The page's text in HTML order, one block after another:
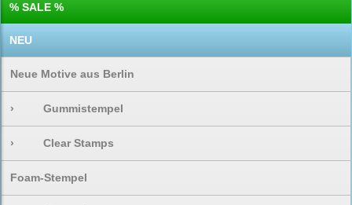
% SALE %
NEU
Neue Motive aus Berlin
› Gummistempel
› Clear Stamps
Foam-Stempel